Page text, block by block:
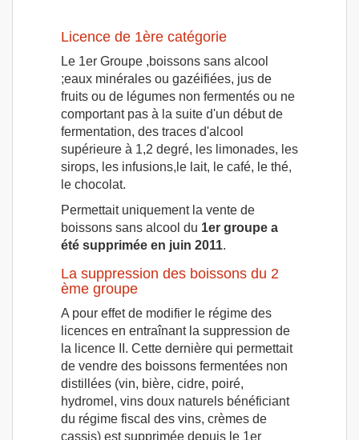
Licence de 1ère catégorie
Le 1er Groupe ,boissons sans alcool
;eaux minérales ou gazéifiées, jus de
fruits ou de légumes non fermentés ou ne
comportant pas à la suite d'un début de
fermentation, des traces d'alcool
supérieure à 1,2 degré, les limonades, les
sirops, les infusions,le lait, le café, le thé,
le chocolat.
Permettait uniquement la vente de
boissons sans alcool du 1er groupe a
été supprimée en juin 2011.
La suppression des boissons du 2
ème groupe
A pour effet de modifier le régime des
licences en entraînant la suppression de
la licence II. Cette dernière qui permettait
de vendre des boissons fermentées non
distillées (vin, bière, cidre, poiré,
hydromel, vins doux naturels bénéficiant
du régime fiscal des vins, crèmes de
cassis) est supprimée depuis le 1er